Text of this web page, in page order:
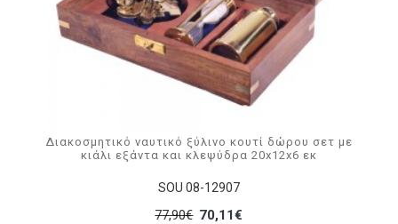
SOU 08-12907
Διακοσμητικό ναυτικό ξύλινο κουτί δώρου σετ με
κιάλι εξάντα και κλεψύδρα 20x12x6 εκ
77,90€ 70,11€